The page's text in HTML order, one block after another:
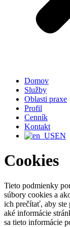
Domov
Služby
Oblasti praxe
Profil
Cenník
Kontakt
EN
Cookies
Tieto podmienky
súbory cookies a
ich prečítať, aby ste
aké informácie
sa tieto informácie